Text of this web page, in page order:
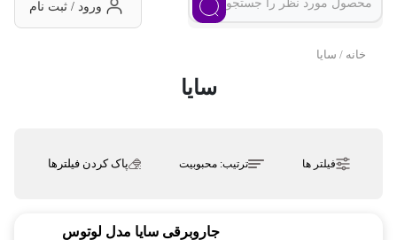
ورود / ثبت نام
خانه / سایا
سایا
فیلتر ها ترتیب:محبوبیت پاک کردن فیلترها
جاروبرقی سایا مدل لوتوس